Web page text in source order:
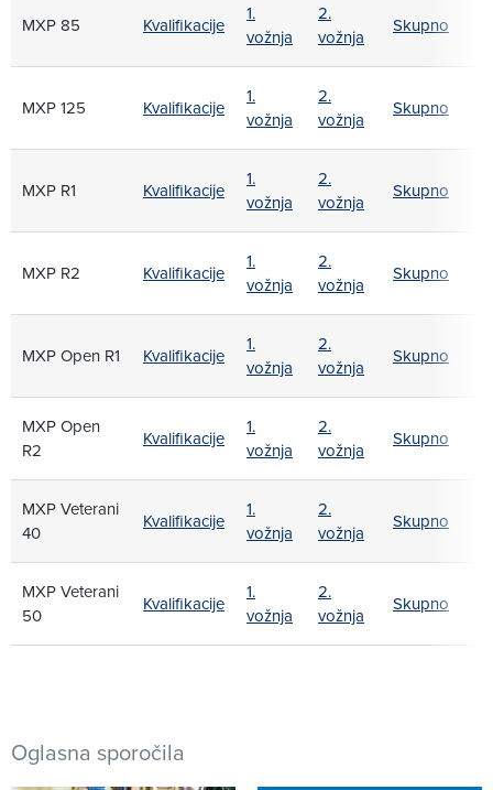
MXP 85 Kvalifikacije
1.
vožnja
2.
vožnja
Skupno
MXP 125 Kvalifikacije
1.
vožnja
2.
vožnja
Skupno
MXP R1 Kvalifikacije
1.
vožnja
2.
vožnja
Skupno
MXP R2 Kvalifikacije
1.
vožnja
2.
vožnja
Skupno
MXP Open R1 Kvalifikacije
1.
vožnja
2.
vožnja
Skupno
MXP Open
R2
Kvalifikacije
1.
vožnja
2.
vožnja
Skupno
MXP Veterani
40
Kvalifikacije
1.
vožnja
2.
vožnja
Skupno
MXP Veterani
50
Kvalifikacije
1.
vožnja
2.
vožnja
Skupno
Oglasna sporočila